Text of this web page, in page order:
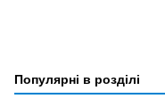
Популярні в розділі